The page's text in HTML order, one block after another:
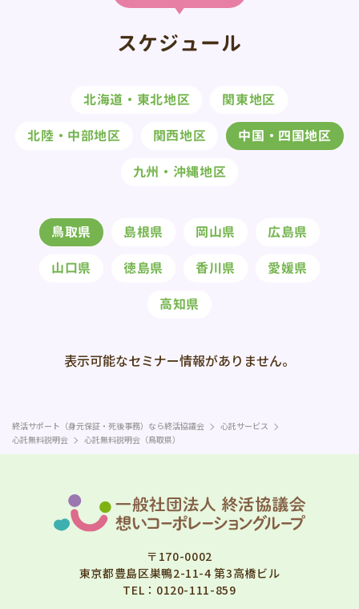
スケジュール
北海道・東北地区 関東地区
北陸・中部地区 関西地区 中国・四国地区
九州・沖縄地区
鳥取県 島根県 岡山県 広島県
山口県 徳島県 香川県 愛媛県
高知県
表示可能なセミナー情報がありません。
終活サポート（身元保証・死後事務）なら終活協議会
心託サービス
心託無料説明会
心託無料説明会（鳥取県）
〒170-0002
東京都豊島区巣鴨2-11-4 第3高橋ビル
TEL： 0120-111-859